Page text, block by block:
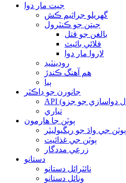
جيت مار دوا
گهريلو جراثيم ڪش
جيتن جو ڪنٽرول
بالغن جو قتل
فلائي بائيٽ
لاروا مار دوا
روڊينٽيڊ
هم آهنگ ڪندڙ
ٻيا
جانورن جو ڊاڪٽر
تياري
ٻوٽن جا هارمون
ٻوٽن جي واڌ جو ريگيوليٽر
ٻوٽن جي غذائيت
زرعي مددگار
دستانو
نائٽرائل دستانو
ونائل دستانو